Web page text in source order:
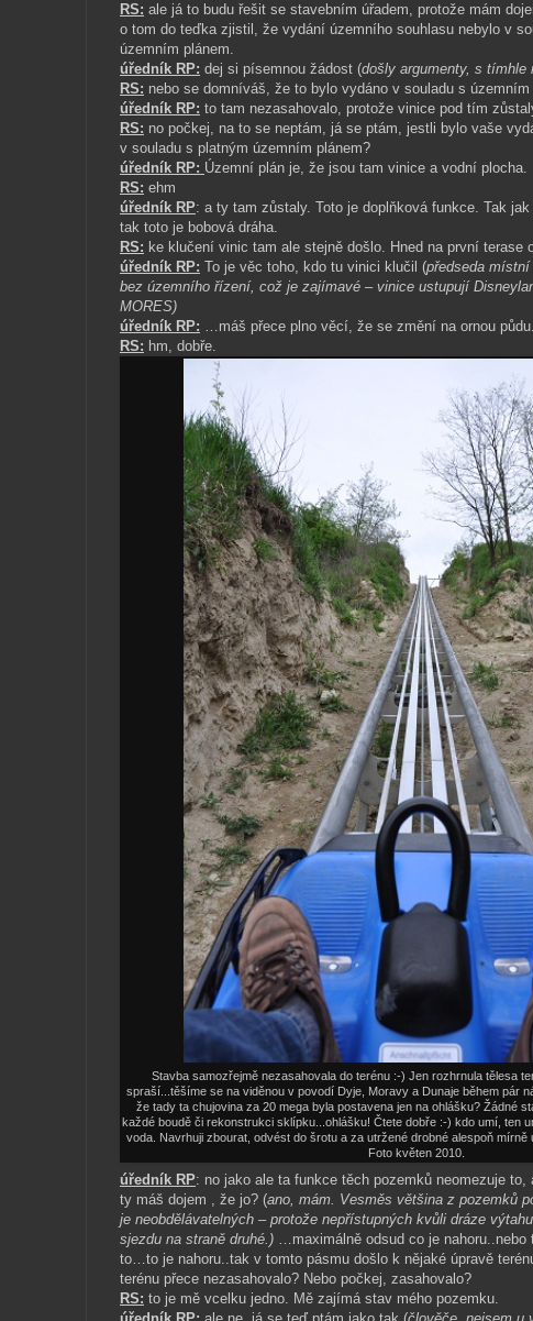
RS: ale já to budu řešit se stavebním úřadem, protože mám
o tom do teďka zjistil, že vydání územního souhlasu nebylo v
územním plánem.
úředník RP: dej si písemnou žádost (došly argumenty, s tímhle
RS: nebo se domníváš, že to bylo vydáno v souladu s územním
úředník RP: to tam nezasahovalo, protože vinice pod tím
RS: no počkej, na to se neptám, já se ptám, jestli bylo vaše
v souladu s platným územním plánem?
úředník RP: Územní plán je, že jsou tam vinice a vodní plocha.
RS: ehm
úředník RP: a ty tam zůstaly. Toto je doplňková funkce. Tak
tak toto je bobová dráha.
RS: ke klučení vinic tam ale stejně došlo. Hned na první terase
úředník RP: To je věc toho, kdo tu vinici klučil (předseda
bez územního řízení, což je zajímavé – vinice ustupují
MORES)
úředník RP: …máš přece plno věcí, že se změní na ornou půdu.
RS: hm, dobře.
Stavba samozřejmě nezasahovala do terénu :-) Jen rozhrnula tělesa
spraší...těšíme se na viděnou v povodí Dyje, Moravy a Dunaje během pár
že tady ta chujovina za 20 mega byla postavena jen na ohlášku? Žádné
každé boudě či rekonstrukci sklípku...ohlášku! Čtete dobře :-) kdo umí, ten
voda. Navrhuji zbourat, odvést do šrotu a za utržené drobné alespoň mírně
Foto květen 2010.
úředník RP: no jako ale ta funkce těch pozemků neomezuje to,
ty máš dojem , že jo? (ano, mám. Vesměs většina z pozemků
je neobdělávatelných – protože nepřístupných kvůli dráze
sjezdu na straně druhé.) …maximálně odsud co je
to…to je nahoru..tak v tomto pásmu došlo k nějaké úpravě
terénu přece nezasahovalo? Nebo počkej, zasahovalo?
RS: to je mě vcelku jedno. Mě zajímá stav mého pozemku.